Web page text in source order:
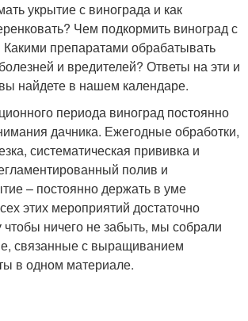
укрытие с винограда и как
Чем подкормить виноград с
препаратами обрабатывать
и вредителей? Ответы на эти и
найдете в нашем календаре.
периода виноград постоянно
дачника. Ежегодные обработки,
систематическая прививка и
полив и
– постоянно держать в уме
этих мероприятий достаточно
ничего не забыть, мы собрали
связанные с выращиванием
в одном материале.